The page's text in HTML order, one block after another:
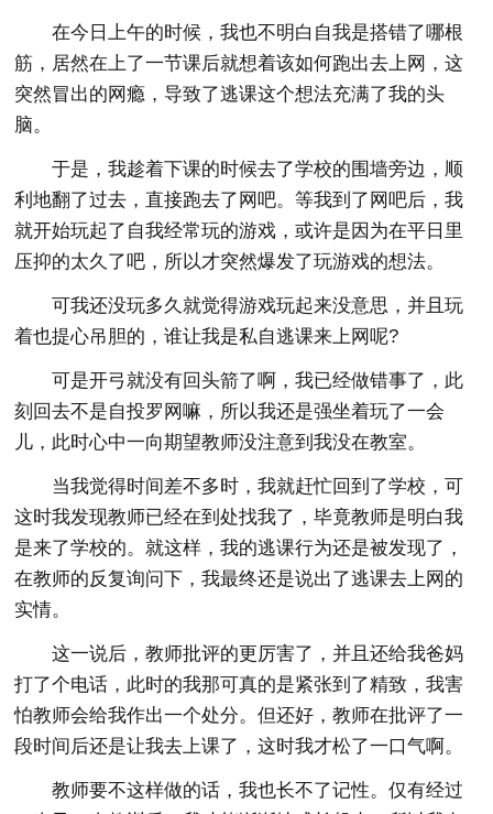
在今日上午的时候，我也不明白自我是搭错了哪根
筋，居然在上了一节课后就想着该如何跑出去上网，这
突然冒出的网瘾，导致了逃课这个想法充满了我的头
脑。
于是，我趁着下课的时候去了学校的围墙旁边，顺
利地翻了过去，直接跑去了网吧。等我到了网吧后，我
就开始玩起了自我经常玩的游戏，或许是因为在平日里
压抑的太久了吧，所以才突然爆发了玩游戏的想法。
可我还没玩多久就觉得游戏玩起来没意思，并且玩
着也提心吊胆的，谁让我是私自逃课来上网呢?
可是开弓就没有回头箭了啊，我已经做错事了，此
刻回去不是自投罗网嘛，所以我还是强坐着玩了一会
儿，此时心中一向期望教师没注意到我没在教室。
当我觉得时间差不多时，我就赶忙回到了学校，可
这时我发现教师已经在到处找我了，毕竟教师是明白我
是来了学校的。就这样，我的逃课行为还是被发现了，
在教师的反复询问下，我最终还是说出了逃课去上网的
实情。
这一说后，教师批评的更厉害了，并且还给我爸妈
打了个电话，此时的我那可真的是紧张到了精致，我害
怕教师会给我作出一个处分。但还好，教师在批评了一
段时间后还是让我去上课了，这时我才松了一口气啊。
教师要不这样做的话，我也长不了记性。仅有经过